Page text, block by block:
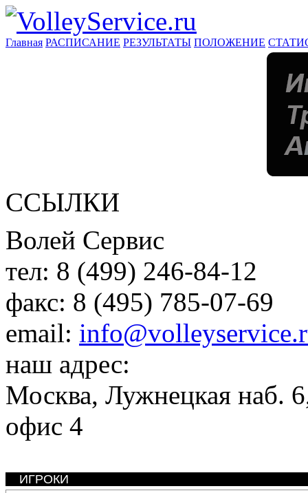
Главная РАСПИСАНИЕ РЕЗУЛЬТАТЫ ПОЛОЖЕНИЕ
ССЫЛКИ
Волей Сервис
тел: 8 (499) 246-84-12
факс: 8 (495) 785-07-69
email:
наш адрес:
Москва, Лужнецкая наб.
офис 4
ИГРОКИ